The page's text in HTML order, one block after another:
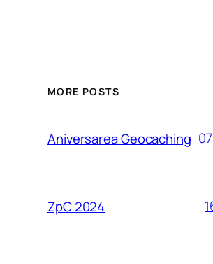
MORE POSTS
Aniversarea Geocaching
ZpC 2024